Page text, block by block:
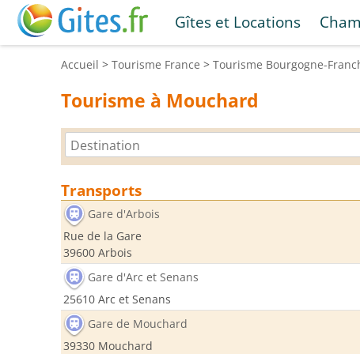
Gîtes et Locations
Accueil > Tourisme France > Tourisme Bourgogne-
Tourisme à Mouchard
Transports
Gare d'Arbois
Rue de la Gare
39600 Arbois
Gare d'Arc et Senans
25610 Arc et Senans
Gare de Mouchard
39330 Mouchard